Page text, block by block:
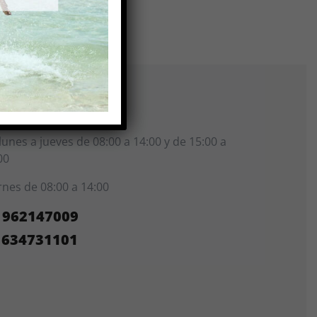
a jueves de 08:00 a 14:00 y de 15:00 a
de 08:00 a 14:00
962147009
634731101